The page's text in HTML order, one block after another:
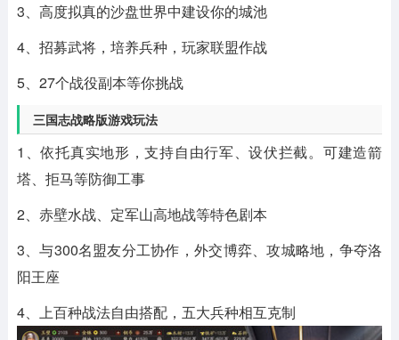
3、高度拟真的沙盘世界中建设你的城池
4、招募武将，培养兵种，玩家联盟作战
5、27个战役副本等你挑战
三国志战略版游戏玩法
1、依托真实地形，支持自由行军、设伏拦截。可建造箭
塔、拒马等防御工事
2、赤壁水战、定军山高地战等特色剧本
3、与300名盟友分工协作，外交博弈、攻城略地，争夺洛
阳王座
4、上百种战法自由搭配，五大兵种相互克制